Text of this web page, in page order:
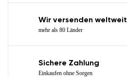
Wir versenden weltweit
mehr als 80 Länder
Sichere Zahlung
Einkaufen ohne Sorgen